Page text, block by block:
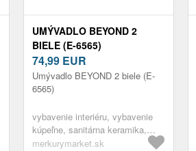
UMÝVADLO BEYOND 2
BIELE (E-6565)
74,99 EUR
Umývadlo BEYOND 2 biele (E-
6565)
vybavenie interiéru, vybavenie
kúpeľne, sanitárna keramika,
umývadlá, umývadlá na dosku
merkurymarket.sk